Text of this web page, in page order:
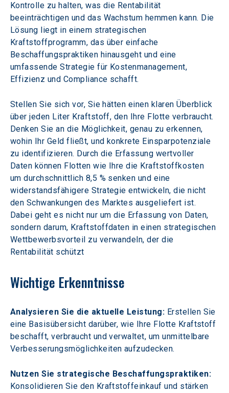
Kontrolle zu halten, was die Rentabilität
beeinträchtigen und das Wachstum hemmen kann. Die
Lösung liegt in einem strategischen
Kraftstoffprogramm, das über einfache
Beschaffungspraktiken hinausgeht und eine
umfassende Strategie für Kostenmanagement,
Effizienz und Compliance schafft.
Stellen Sie sich vor, Sie hätten einen klaren Überblick
über jeden Liter Kraftstoff, den Ihre Flotte verbraucht.
Denken Sie an die Möglichkeit, genau zu erkennen,
wohin Ihr Geld fließt, und konkrete Einsparpotenziale
zu identifizieren. Durch die Erfassung wertvoller
Daten können Flotten wie Ihre die Kraftstoffkosten
um durchschnittlich 8,5 % senken und eine
widerstandsfähigere Strategie entwickeln, die nicht
den Schwankungen des Marktes ausgeliefert ist.
Dabei geht es nicht nur um die Erfassung von Daten,
sondern darum, Kraftstoffdaten in einen strategischen
Wettbewerbsvorteil zu verwandeln, der die
Rentabilität schützt
Wichtige Erkenntnisse
Analysieren Sie die aktuelle Leistung: Erstellen Sie
eine Basisübersicht darüber, wie Ihre Flotte Kraftstoff
beschafft, verbraucht und verwaltet, um unmittelbare
Verbesserungsmöglichkeiten aufzudecken.
Nutzen Sie strategische Beschaffungspraktiken:
Konsolidieren Sie den Kraftstoffeinkauf und stärken